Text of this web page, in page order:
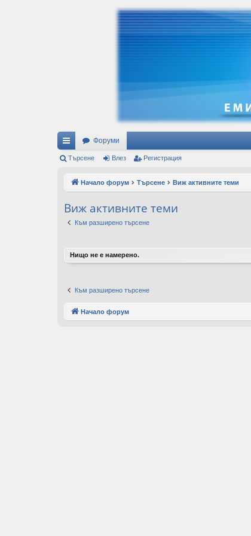
ъ
вр
ки
Форуми
Търсене Влез Регистрация
Начало форум Търсене Виж активните теми
Виж активните теми
Към разширено търсене
Нищо не е намерено.
Към разширено търсене
Начало форум